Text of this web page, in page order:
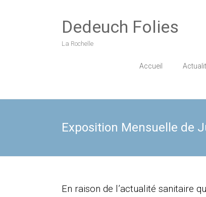
Dedeuch Folies
La Rochelle
Accueil
Exposition Mensuelle de
En raison de l’actualité sanitaire